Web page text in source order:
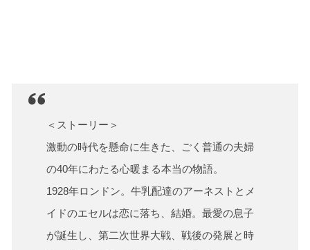
＜ストーリー＞
激動の時代を懸命に生きた、ごく普通の夫婦
の40年にわたる心暖まる本当の物語。
1928年ロンドン。牛乳配達のアーネストとメ
イドのエセルは恋に落ち、結婚。最愛の息子
が誕生し、第二次世界大戦、戦後の発展と時